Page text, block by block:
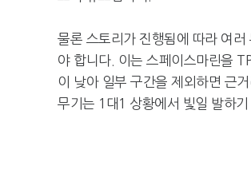
물론 스토리가 진행됨에 따라 여
야 합니다. 이는 스페이스마린을
이 낮아 일부 구간을 제외하면 근
무기는 1대1 상황에서 빛일 발하